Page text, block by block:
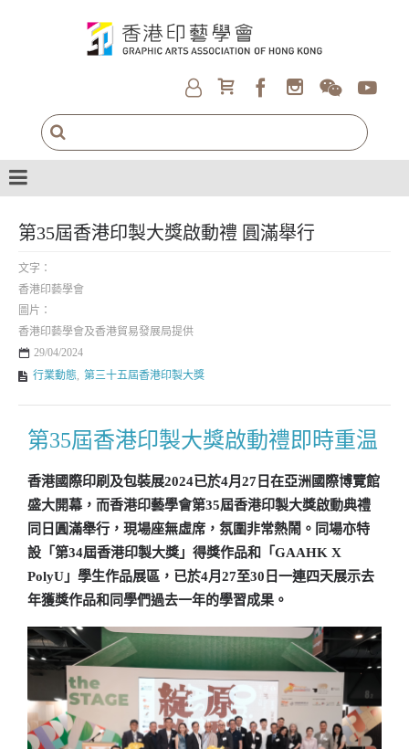
第35屆香港印製大獎啟動禮 圓滿舉行
文字：
香港印藝學會
圖片：
香港印藝學會及香港貿易發展局提供
29/04/2024
行業動態, 第三十五屆香港印製大獎
第35屆香港印製大獎啟動禮即時重温
香港國際印刷及包裝展2024已於4月27日在亞洲國際博覽館
盛大開幕，而香港印藝學會第35屆香港印製大獎啟動典禮
同日圓滿舉行，現場座無虛席，氛圍非常熱鬧。同場亦特
設「第34屆香港印製大獎」得獎作品和「GAAHK X
PolyU」學生作品展區，已於4月27至30日一連四天展示去
年獲獎作品和同學們過去一年的學習成果。